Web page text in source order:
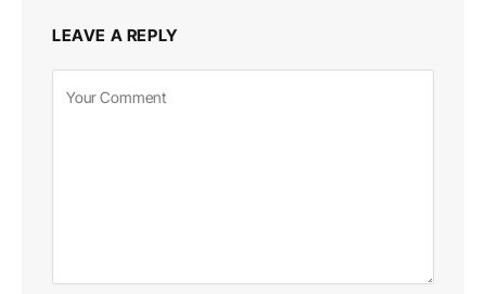
LEAVE A REPLY